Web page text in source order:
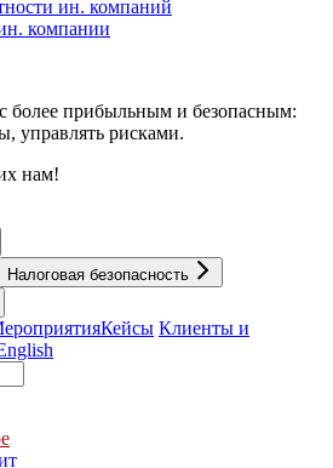
ин. компаний
компании
более прибыльным и безопасным:
управлять рисками.
нам!
Налоговая безопасность
Кейсы Клиенты и